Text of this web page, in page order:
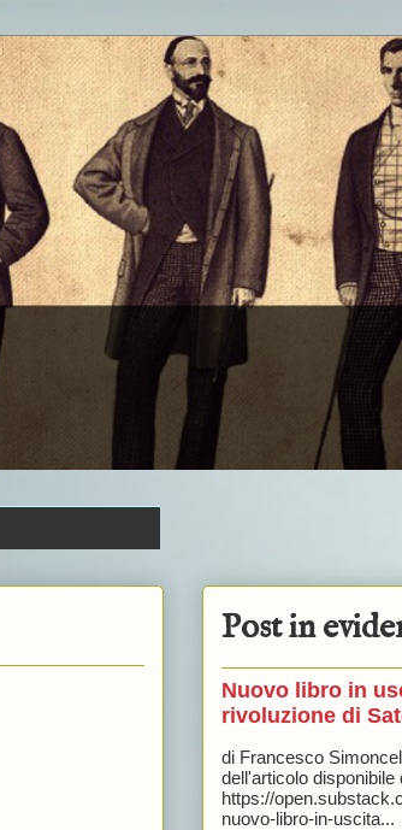
Post in
Nuovo libro in
rivoluzione di
di Francesco
dell'articolo disponibile
https://
nuovo-libro-in-uscita...